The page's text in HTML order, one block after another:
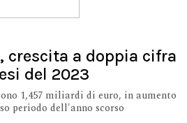
crescita a doppia cifra
del 2023
1,457 miliardi di euro, in aumento
periodo dell'anno scorso